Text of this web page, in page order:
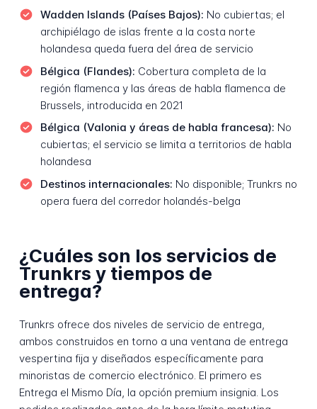
Wadden Islands (Países Bajos): No cubiertas; el
archipiélago de islas frente a la costa norte
holandesa queda fuera del área de servicio
Bélgica (Flandes): Cobertura completa de la
región flamenca y las áreas de habla flamenca de
Brussels, introducida en 2021
Bélgica (Valonia y áreas de habla francesa): No
cubiertas; el servicio se limita a territorios de habla
holandesa
Destinos internacionales: No disponible; Trunkrs no
opera fuera del corredor holandés-belga
¿Cuáles son los servicios de
Trunkrs y tiempos de
entrega?
Trunkrs ofrece dos niveles de servicio de entrega,
ambos construidos en torno a una ventana de entrega
vespertina fija y diseñados específicamente para
minoristas de comercio electrónico. El primero es
Entrega el Mismo Día, la opción premium insignia. Los